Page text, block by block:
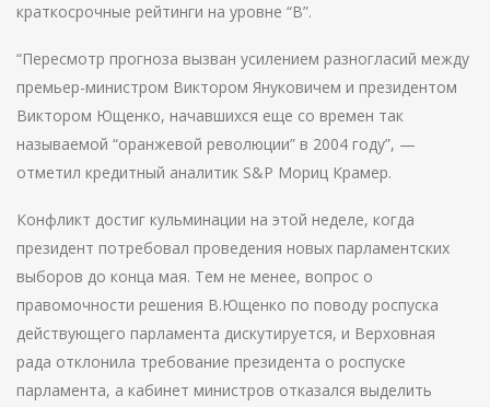
краткосрочные рейтинги на уровне “В”.
“Пересмотр прогноза вызван усилением разногласий между
премьер-министром Виктором Януковичем и президентом
Виктором Ющенко, начавшихся еще со времен так
называемой “оранжевой революции” в 2004 году”, —
отметил кредитный аналитик S&P Мориц Крамер.
Конфликт достиг кульминации на этой неделе, когда
президент потребовал проведения новых парламентских
выборов до конца мая. Тем не менее, вопрос о
правомочности решения В.Ющенко по поводу роспуска
действующего парламента дискутируется, и Верховная
рада отклонила требование президента о роспуске
парламента, а кабинет министров отказался выделить